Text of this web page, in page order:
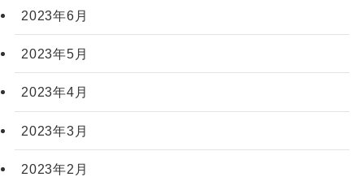
2023年6月
2023年5月
2023年4月
2023年3月
2023年2月